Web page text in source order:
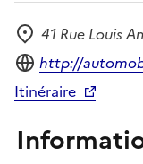
Adresse
41 Rue Louis
Site internet
http://
Itinéraire